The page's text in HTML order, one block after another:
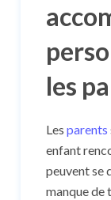
les
Les parents
enfant
peuvent se
manque de